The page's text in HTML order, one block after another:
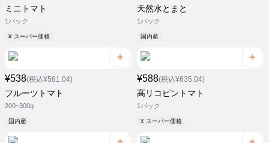
ミニトマト
1パック
¥ スーパー価格
天然水とまと
1パック
国内産
¥538(税込¥581.04)
フルーツトマト
200~300g
国内産
¥588(税込¥635.04)
高リコピントマト
1パック
¥ スーパー価格